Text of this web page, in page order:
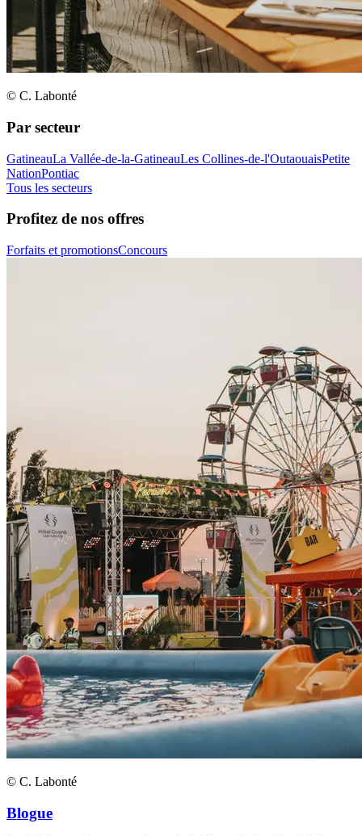
© C. Labonté
Par secteur
GatineauLa Vallée-de-la-GatineauLes Collines-de-l'OutaouaisPetite
NationPontiac
Tous les secteurs
Profitez de nos offres
Forfaits et promotionsConcours
© C. Labonté
Blogue